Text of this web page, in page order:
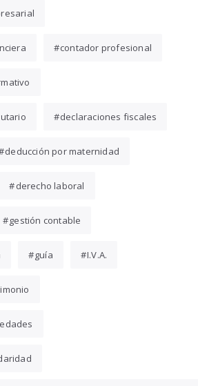
contador profesional
declaraciones fiscales
deducción por maternidad
derecho laboral
gestión contable
guía I.V.A.